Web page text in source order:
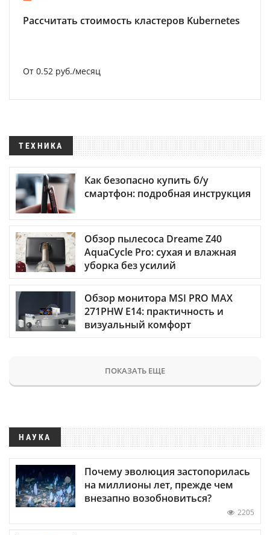
Рассчитать стоимость кластеров Kubernetes
От 0.52 руб./месяц
ТЕХНИКА
Как безопасно купить б/у
смартфон: подробная инструкция
Обзор пылесоса Dreame Z40
AquaCycle Pro: сухая и влажная
уборка без усилий
Обзор монитора MSI PRO MAX
271PHW E14: практичность и
визуальный комфорт
ПОКАЗАТЬ ЕЩЕ
НАУКА
Почему эволюция застопорилась
на миллионы лет, прежде чем
внезапно возобновиться?
2205